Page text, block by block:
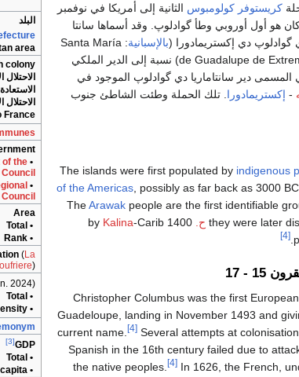
البلد
area
colony
الاحتلال
الاحتلال
France
•
of the
•
Council
Area
• Total
• Rank
(La
)
2024)
• Total
• Density
GDP
[3]
• Total
• Per capita
كريستوفر كولومبوس الثانية إلى أمريكا في نوفمبر
كان هو أول أوروبي وطأ گوادلوپ. وقد أسماها سانتا
گوادلوپ دي إكستريمادورا (بالإسبانية:
Santa María
de Guadalupe de) نسبة إلى الدير الملكي
المسمى دير سانتاماريا دي گوادلوپ الموجود في
- إكستريمادورا . تلك الحملة وطئت الشاطئ جنوب
The islands were first populated by indigenous
of the Americas , possibly as far back as 3000
TheArawak people are the first identifiable
they were later ح. Kalina-Carib
[4]
15 - 17
Christopher Columbus was the first
Guadeloupe, landing in November 1493 and
current name.
[4] Several attempts at
Spanish in the 16th century failed due to
the native peoples.
[4] In 1626, the French,